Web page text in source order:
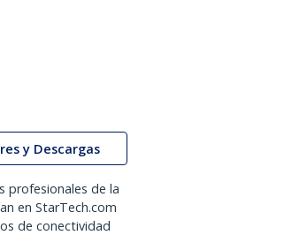
y Descargas
profesionales de la
en StarTech.com
de conectividad